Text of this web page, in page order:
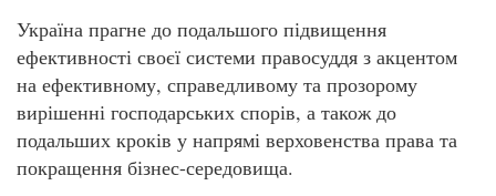
Україна прагне до подальшого підвищення
ефективності своєї системи правосуддя з акцентом
на ефективному, справедливому та прозорому
вирішенні господарських спорів, а також до
подальших кроків у напрямі верховенства права та
покращення бізнес-середовища.